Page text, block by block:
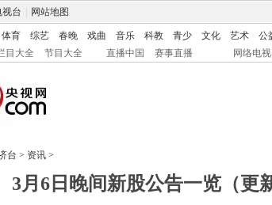
台 网站地图
体育 综艺 春晚 戏曲 音乐 科教 青少 文化 艺术 公
目大全 节目大全 直播中国 赛事直播 网络电
台 > 资讯 >
3月6日晚间新股公告一览（更